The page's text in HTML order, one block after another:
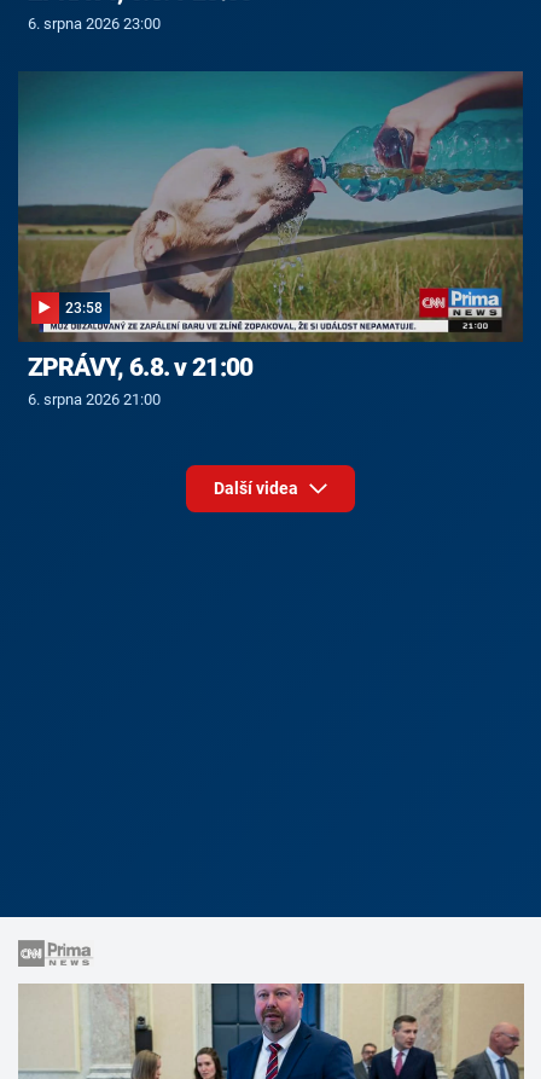
6. srpna 2026 23:00
23:58
ZPRÁVY, 6.8. v 21:00
6. srpna 2026 21:00
Další videa